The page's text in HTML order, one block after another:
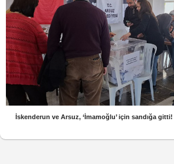
İskenderun ve Arsuz, ‘İmamoğlu’ için sandığa gitti!